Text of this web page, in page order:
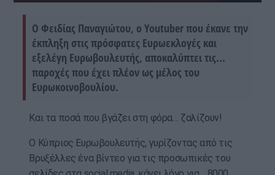
Ο Φειδίας Παναγιώτου, ο Youtuber που έκανε την
έκπληξη στις πρόσφατες Ευρωεκλογές και
εξελέγη Ευρωβουλευτής, αποκαλύπτει τις...
παροχές που έχει πλέον ως μέλος του
Ευρωκοινοβουλίου.
Και τα ποσά που βγάζει στη φόρα… ζαλίζουν!
Ο Κύπριος Ευρωβουλευτής, γυρίζοντας από τις
Βρυξέλλες ένα βίντεο για τις προσωπικές του